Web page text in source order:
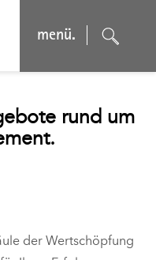
menü.
rund um
der Wertschöpfung